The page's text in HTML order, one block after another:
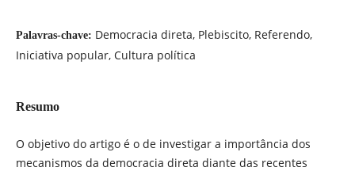
Palavras-chave: Democracia direta, Plebiscito, Referendo,
Iniciativa popular, Cultura política
Resumo
O objetivo do artigo é o de investigar a importância dos
mecanismos da democracia direta diante das recentes